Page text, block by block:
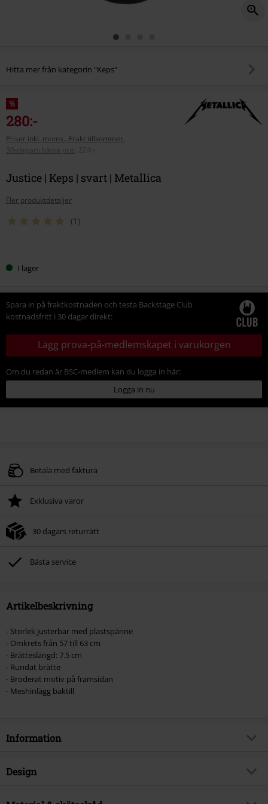
Hitta mer från kategorin "Keps"
%
280:-
Priser inkl. moms., Frakt tillkommer.
30-dagars bästa pris
224:-
Justice | Keps | svart | Metallica
Fler produktdetaljer
(1)
dinI lager
Spara in på fraktkostnaden och testa Backstage Club
kostnadsfritt i 30 dagar direkt:
Lägg prova-på-medlemskapet i varukorgen
Om du redan är BSC-medlem kan du logga in här:
Logga in nu
Betala med faktura
Exklusiva varor
30 dagars returrätt
Bästa service
Artikelbeskrivning
- Storlek justerbar med plastspänne
- Omkrets från 57 till 63 cm
- Brätteslängd: 7.5 cm
- Rundat brätte
- Broderat motiv på framsidan
- Meshinlägg baktill
Information
Artikelnummer
Design
Produkttyp